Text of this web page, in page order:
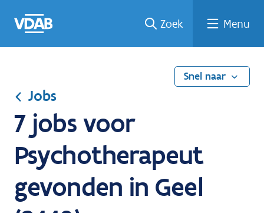
naar
een
een
job
naar
Zoek Menu
Snel naar
Jobs
7 jobs voor
Psychotherapeut
gevonden in Geel